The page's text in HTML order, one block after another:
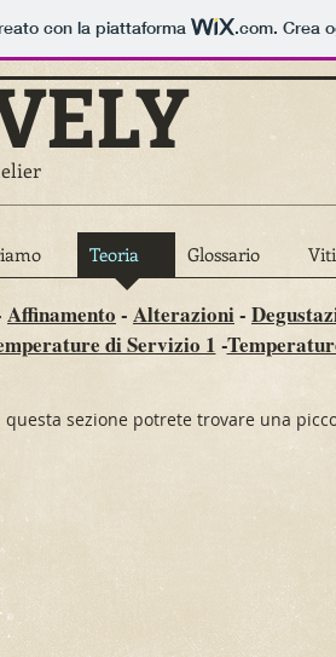
con la piattaforma .com. Crea
Teoria Glossario
Affinamento - Alterazioni-
di Servizio 1 -
questa sezione potrete trovare una